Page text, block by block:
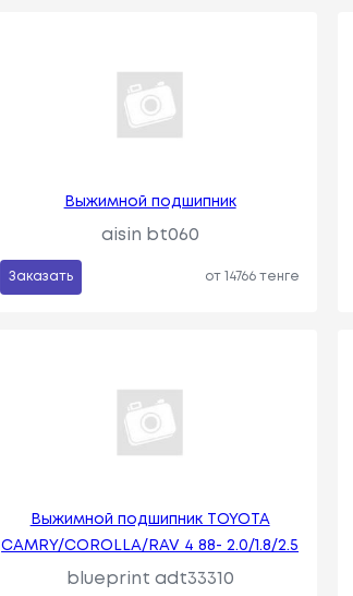
Выжимной подшипник
aisin bt060
Заказать от 14766 тенге
Выжимной подшипник TOYOTA
CAMRY/COROLLA/RAV 4 88- 2.0/1.8/2.5
blueprint adt33310